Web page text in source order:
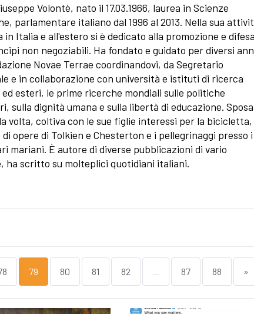
Volontè, nato il 17.03.1966, laurea in Scienze
parlamentare italiano dal 1996 al 2013. Nella sua
in Italia e all'estero si è dedicato alla promozione e
non negoziabili. Ha fondato e guidato per diversi
Novae Terrae coordinandovi, da Segretario
e in collaborazione con università e istituti di ricerca
esteri, le prime ricerche mondiali sulle politiche
sulla dignità umana e sulla libertà di educazione.
volta, coltiva con le sue figlie interessi per la bicicletta,
opere di Tolkien e Chesterton e i pellegrinaggi presso i
mariani. È autore di diverse pubblicazioni di vario
ha scritto su molteplici quotidiani italiani.
79 80 81 82 ... 87 88 »